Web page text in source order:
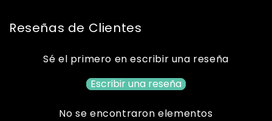
Reseñas de Clientes
Sé el primero en escribir una reseña
Escribir una reseña
No se encontraron elementos